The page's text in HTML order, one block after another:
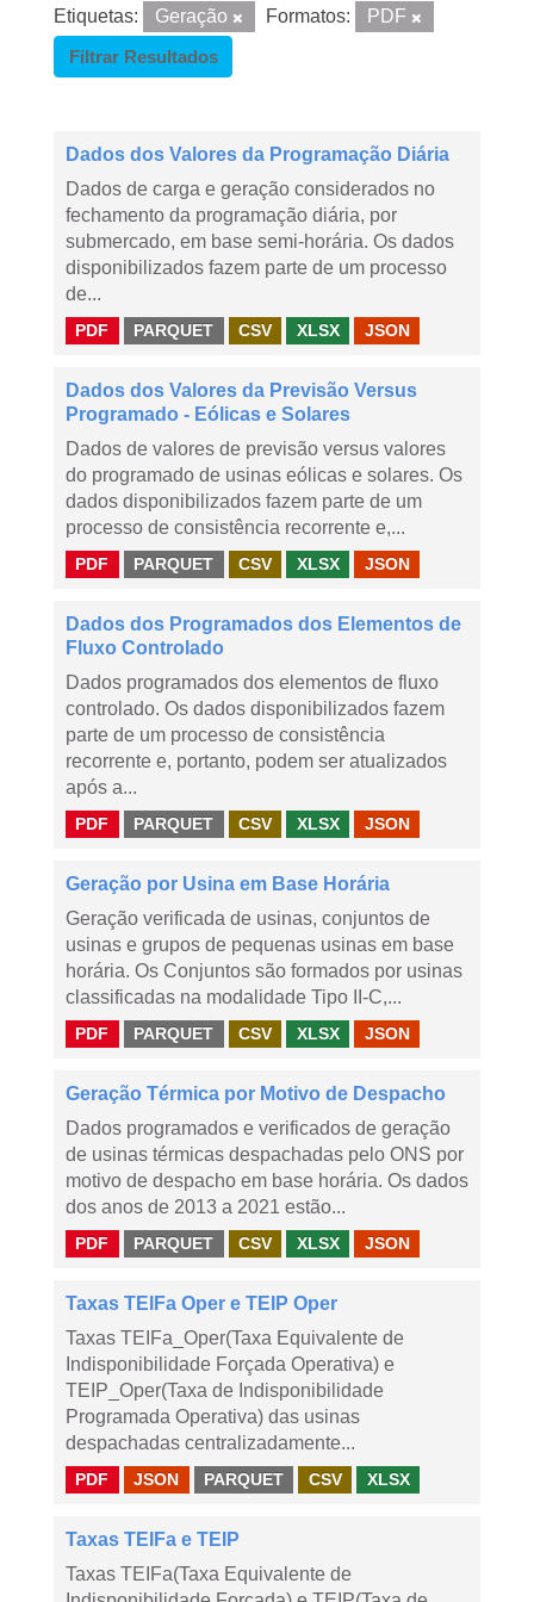
Etiquetas: Geração Formatos:
PDF
Filtrar Resultados
Dados dos Valores da Programação Diária
Dados de carga e geração considerados no
fechamento da programação diária, por
submercado, em base semi-horária. Os dados
disponibilizados fazem parte de um processo
de...
PDF PARQUET CSV XLSX JSON
Dados dos Valores da Previsão Versus
Programado - Eólicas e Solares
Dados de valores de previsão versus valores
do programado de usinas eólicas e solares. Os
dados disponibilizados fazem parte de um
processo de consistência recorrente e,...
PDF PARQUET CSV XLSX JSON
Dados dos Programados dos Elementos de
Fluxo Controlado
Dados programados dos elementos de fluxo
controlado. Os dados disponibilizados fazem
parte de um processo de consistência
recorrente e, portanto, podem ser atualizados
após a...
PDF PARQUET CSV XLSX JSON
Geração por Usina em Base Horária
Geração verificada de usinas, conjuntos de
usinas e grupos de pequenas usinas em base
horária. Os Conjuntos são formados por usinas
classificadas na modalidade Tipo II-C,...
PDF PARQUET CSV XLSX JSON
Geração Térmica por Motivo de Despacho
Dados programados e verificados de geração
de usinas térmicas despachadas pelo ONS por
motivo de despacho em base horária. Os dados
dos anos de 2013 a 2021 estão...
PDF PARQUET CSV XLSX JSON
Taxas TEIFa Oper e TEIP Oper
Taxas TEIFa_Oper(Taxa Equivalente de
Indisponibilidade Forçada Operativa) e
TEIP_Oper(Taxa de Indisponibilidade
Programada Operativa) das usinas
despachadas centralizadamente...
PDF JSON PARQUET CSV XLSX
Taxas TEIFa e TEIP
Taxas TEIFa(Taxa Equivalente de